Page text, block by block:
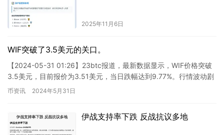
2025年11月6日
WIF突破了3.5美元的关口。
【2024-05-31 01:26】23btc报道，最新数据显示，WIF价格突破
3.5美元，目前报价为3.51美元，当日跌幅达到9.77%。行情波动剧
烈，建议投资者谨慎应对风险。 …
币资讯 2024年5月31日
伊战支持率下跌 反战抗议多地